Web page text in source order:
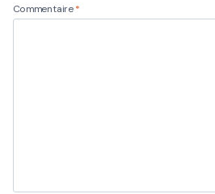
Commentaire*